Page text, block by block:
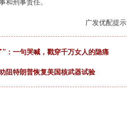
广发优配提
：一句哭喊，戳穿千万女人的隐痛
阻特朗普恢复美国核武器试验